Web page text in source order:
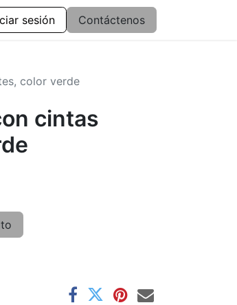
sesión Contáctenos
color verde
cintas